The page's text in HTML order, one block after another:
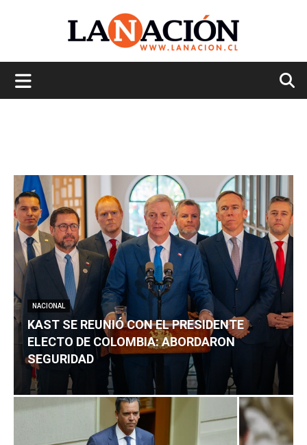
NACIONAL
KAST SE REUNIÓ CON EL PRESIDENTE
ELECTO DE COLOMBIA: ABORDARON
SEGURIDAD